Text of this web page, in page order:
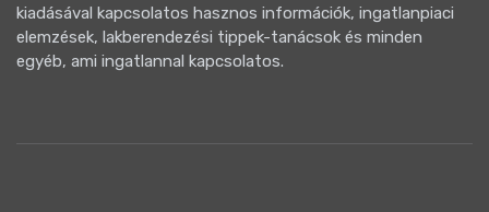
kiadásával kapcsolatos hasznos információk, ingatlanpiaci
elemzések, lakberendezési tippek-tanácsok és minden
egyéb, ami ingatlannal kapcsolatos.